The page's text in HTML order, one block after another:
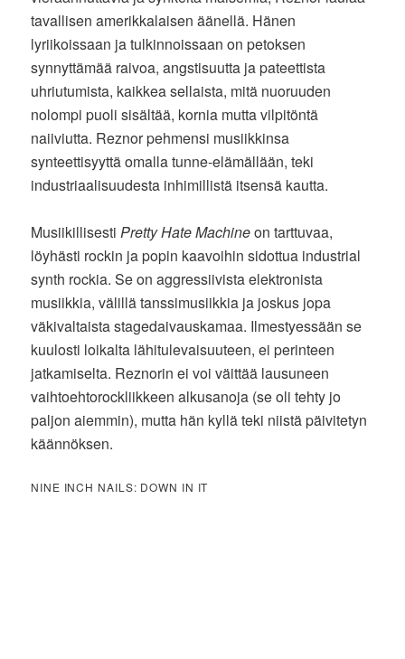
tavallisen amerikkalaisen äänellä. Hänen
lyriikoissaan ja tulkinnoissaan on petoksen
synnyttämää raivoa, angstisuutta ja pateettista
uhriutumista, kaikkea sellaista, mitä nuoruuden
nolompi puoli sisältää, kornia mutta vilpitöntä
naiiviutta. Reznor pehmensi musiikkinsa
synteettisyyttä omalla tunne-elämällään, teki
industriaalisuudesta inhimillistä itsensä kautta.
Musiikillisesti Pretty Hate Machineon tarttuvaa,
löyhästi rockin ja popin kaavoihin sidottua industrial
synth rockia. Se on aggressiivista elektronista
musiikkia, välillä tanssimusiikkia ja joskus jopa
väkivaltaista stagedaivauskamaa. Ilmestyessään se
kuulosti loikalta lähitulevaisuuteen, ei perinteen
jatkamiselta. Reznorin ei voi väittää lausuneen
vaihtoehtorockliikkeen alkusanoja (se oli tehty jo
paljon aiemmin), mutta hän kyllä teki niistä päivitetyn
käännöksen.
NINE INCH NAILS: DOWN IN IT